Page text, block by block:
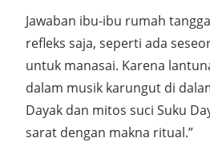
Jawaban ibu-ibu rumah
refleks saja, seperti ada
untuk manasai. Karena
dalam musik karungut di
Dayak dan mitos suci Suku
sarat dengan makna ritual.”